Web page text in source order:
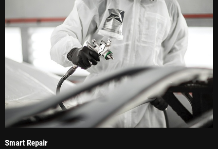
Smart Repair